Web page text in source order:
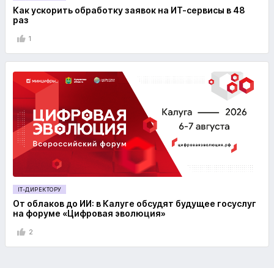
Как ускорить обработку заявок на ИТ-сервисы в 48
раз
1
IT-ДИРЕКТОРУ
От облаков до ИИ: в Калуге обсудят будущее госуслуг
на форуме «Цифровая эволюция»
2